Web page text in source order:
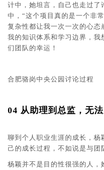
计中，她坦言，自己也走过
中，“这个项目真的是一个非
复杂性都让我一次一次的心
我的知识体系和学习边界，
们团队的幸运！
合肥骆岗中央公园 讨论过程
04 从助理到总监，无
聊到个人职业生涯的成长，杨
己的成长过程，不如说是与团
杨颖并不是目的性很强的人，